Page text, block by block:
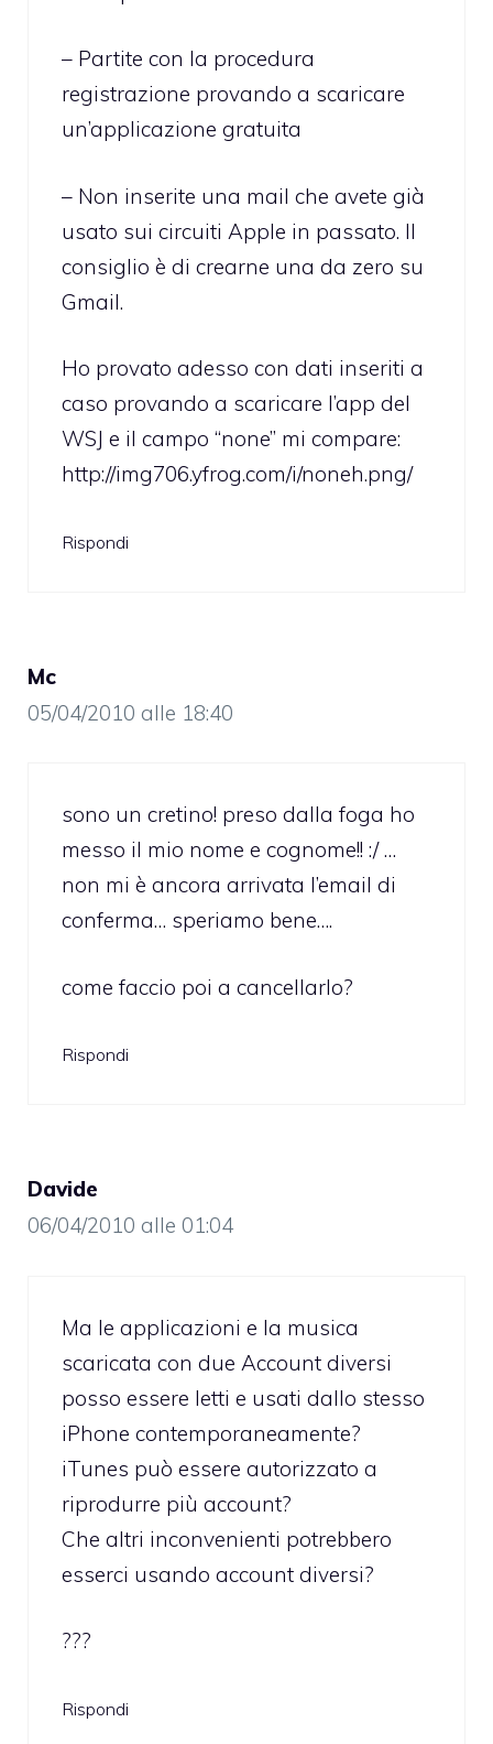
– Partite con la procedura
registrazione provando a scaricare
un’applicazione gratuita
– Non inserite una mail che avete già
usato sui circuiti Apple in passato. Il
consiglio è di crearne una da zero su
Gmail.
Ho provato adesso con dati inseriti a
caso provando a scaricare l’app del
WSJ e il campo “none” mi compare:
http://img706.yfrog.com/i/noneh.png/
Rispondi
Mc
05/04/2010 alle 18:40
sono un cretino! preso dalla foga ho
messo il mio nome e cognome!! :/ …
non mi è ancora arrivata l’email di
conferma… speriamo bene….
come faccio poi a cancellarlo?
Rispondi
Davide
06/04/2010 alle 01:04
Ma le applicazioni e la musica
scaricata con due Account diversi
posso essere letti e usati dallo stesso
iPhone contemporaneamente?
iTunes può essere autorizzato a
riprodurre più account?
Che altri inconvenienti potrebbero
esserci usando account diversi?
???
Rispondi